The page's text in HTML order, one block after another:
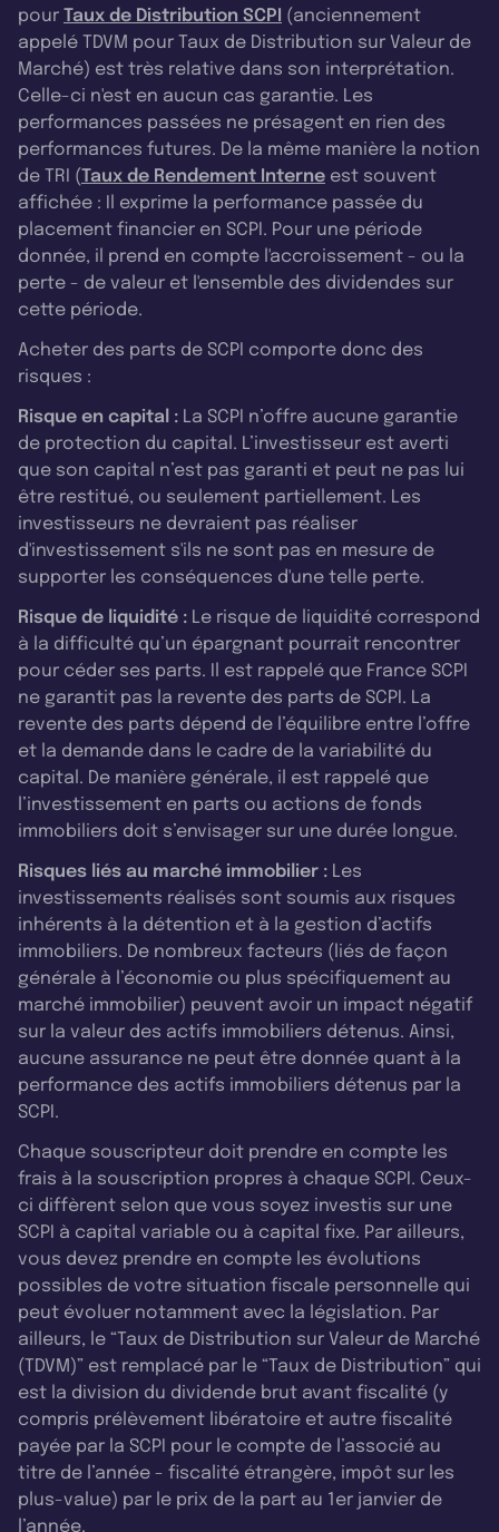
pour Taux de Distribution SCPI (anciennement
appelé TDVM pour Taux de Distribution sur Valeur de
Marché) est très relative dans son interprétation.
Celle-ci n'est en aucun cas garantie. Les
performances passées ne présagent en rien des
performances futures. De la même manière la notion
de TRI (Taux de Rendement Interne est souvent
affichée : Il exprime la performance passée du
placement financier en SCPI. Pour une période
donnée, il prend en compte l'accroissement - ou la
perte - de valeur et l'ensemble des dividendes sur
cette période.
Acheter des parts de SCPI comporte donc des
risques :
Risque en capital : La SCPI n’offre aucune garantie
de protection du capital. L’investisseur est averti
que son capital n’est pas garanti et peut ne pas lui
être restitué, ou seulement partiellement. Les
investisseurs ne devraient pas réaliser
d'investissement s'ils ne sont pas en mesure de
supporter les conséquences d'une telle perte.
Risque de liquidité : Le risque de liquidité correspond
à la difficulté qu’un épargnant pourrait rencontrer
pour céder ses parts. Il est rappelé que France SCPI
ne garantit pas la revente des parts de SCPI. La
revente des parts dépend de l’équilibre entre l’offre
et la demande dans le cadre de la variabilité du
capital. De manière générale, il est rappelé que
l’investissement en parts ou actions de fonds
immobiliers doit s’envisager sur une durée longue.
Risques liés au marché immobilier : Les
investissements réalisés sont soumis aux risques
inhérents à la détention et à la gestion d’actifs
immobiliers. De nombreux facteurs (liés de façon
générale à l’économie ou plus spécifiquement au
marché immobilier) peuvent avoir un impact négatif
sur la valeur des actifs immobiliers détenus. Ainsi,
aucune assurance ne peut être donnée quant à la
performance des actifs immobiliers détenus par la
SCPI.
Chaque souscripteur doit prendre en compte les
frais à la souscription propres à chaque SCPI. Ceux-
ci diffèrent selon que vous soyez investis sur une
SCPI à capital variable ou à capital fixe. Par ailleurs,
vous devez prendre en compte les évolutions
possibles de votre situation fiscale personnelle qui
peut évoluer notamment avec la législation. Par
ailleurs, le “Taux de Distribution sur Valeur de Marché
(TDVM)” est remplacé par le “Taux de Distribution” qui
est la division du dividende brut avant fiscalité (y
compris prélèvement libératoire et autre fiscalité
payée par la SCPI pour le compte de l’associé au
titre de l’année - fiscalité étrangère, impôt sur les
plus-value) par le prix de la part au 1er janvier de
l’année.